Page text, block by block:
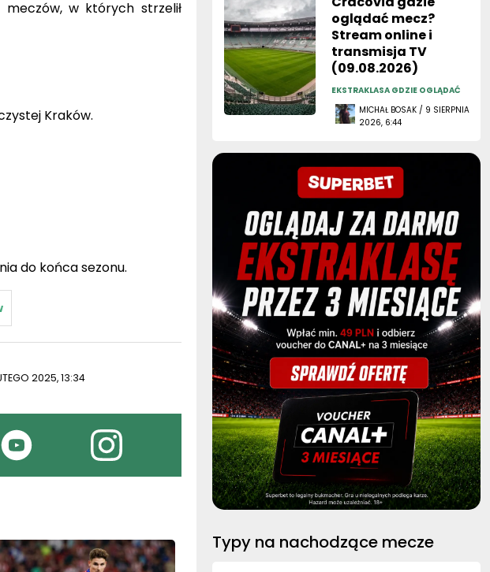
w których strzelił
Kraków.
do końca sezonu.
2025, 13:34
oglądać mecz?
Stream online i
transmisja TV
(09.08.2026)
EKSTRAKLASA GDZIE OGLĄDAĆ
MICHAŁ BOSAK / 9 SIERPNIA
2026, 6:44
Typy na nachodzące mecze